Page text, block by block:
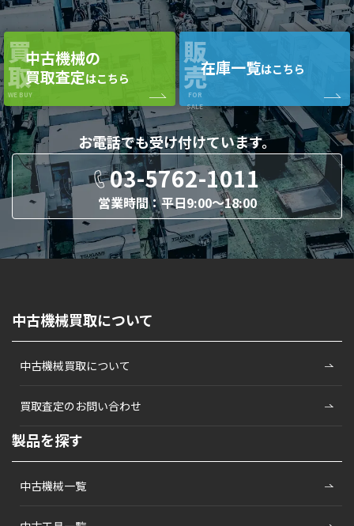
買
取
WE BUY
中古機械の
買取査定はこちら
販
売
FOR
SALE
在庫一覧はこちら
お電話でも受け付けています。
03-5762-1011
営業時間：平日9:00〜18:00
中古機械買取について
中古機械買取について
買取査定のお問い合わせ
製品を探す
中古機械一覧